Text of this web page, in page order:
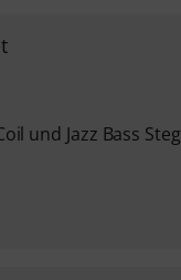
und Jazz Bass Steg